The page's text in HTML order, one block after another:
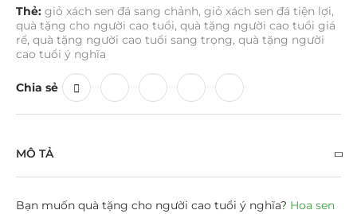
Thẻ: giỏ xách sen đá sang chảnh, giỏ xách sen đá tiện lợi,
quà tặng cho người cao tuổi, quà tặng người cao tuổi giá
rể, quà tặng người cao tuổi sang trọng, quà tặng người
cao tuổi ý nghĩa
Chia sẻ
MÔ TẢ
Bạn muốn quà tặng cho người cao tuổi ý nghĩa? Hoa sen